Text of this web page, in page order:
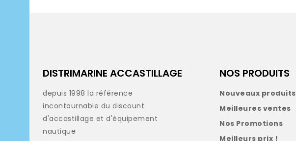
DISTRIMARINE ACCASTILLAGE
depuis 1998 la référence
incontournable du discount
d'accastillage et d'équipement
nautique
NOS PRODUITS
Nouveaux produits
Meilleures ventes
Nos Promotions
Meilleurs prix !